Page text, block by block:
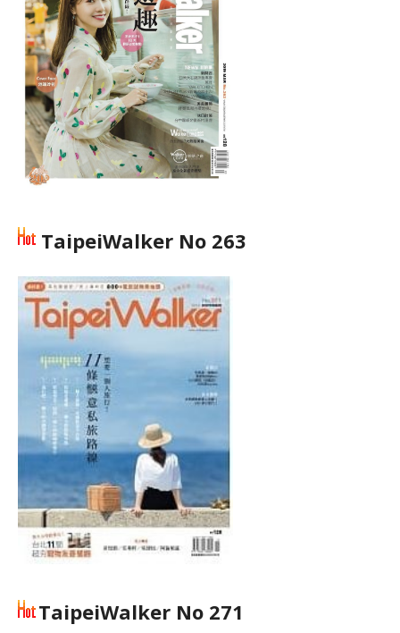
TaipeiWalker No 263
TaipeiWalker No 271